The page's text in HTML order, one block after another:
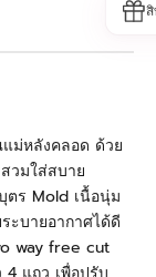
ม่หลังคลอด ด้วย
วมใส่สบาย
ตร Mold เนื้อนุ่ม
ะบายอากาศได้ดี
way free cut